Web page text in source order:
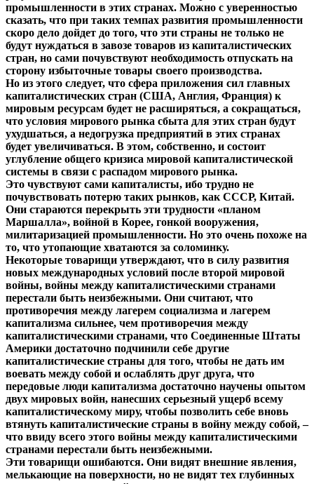
промышленности в этих странах. Можно с уверенностью
сказать, что при таких темпах развития промышленности
скоро дело дойдет до того, что эти страны не только не
будут нуждаться в завозе товаров из капиталистических
стран, но сами почувствуют необходимость отпускать на
сторону избыточные товары своего производства.
Но из этого следует, что сфера приложения сил главных
капиталистических стран (США, Англия, Франция) к
мировым ресурсам будет не расширяться, а сокращаться,
что условия мирового рынка сбыта для этих стран будут
ухудшаться, а недогрузка предприятий в этих странах
будет увеличиваться. В этом, собственно, и состоит
углубление общего кризиса мировой капиталистической
системы в связи с распадом мирового рынка.
Это чувствуют сами капиталисты, ибо трудно не
почувствовать потерю таких рынков, как СССР, Китай.
Они стараются перекрыть эти трудности «планом
Маршалла», войной в Корее, гонкой вооружения,
милитаризацией промышленности. Но это очень похоже на
то, что утопающие хватаются за соломинку.
Некоторые товарищи утверждают, что в силу развития
новых международных условий после второй мировой
войны, войны между капиталистическими странами
перестали быть неизбежными. Они считают, что
противоречия между лагерем социализма и лагерем
капитализма сильнее, чем противоречия между
капиталистическими странами, что Соединенные Штаты
Америки достаточно подчинили себе другие
капиталистические страны для того, чтобы не дать им
воевать между собой и ослаблять друг друга, что
передовые люди капитализма достаточно научены опытом
двух мировых войн, нанесших серьезный ущерб всему
капиталистическому миру, чтобы позволить себе вновь
втянуть капиталистические страны в войну между собой, –
что ввиду всего этого войны между капиталистическими
странами перестали быть неизбежными.
Эти товарищи ошибаются. Они видят внешние явления,
мелькающие на поверхности, но не видят тех глубинных